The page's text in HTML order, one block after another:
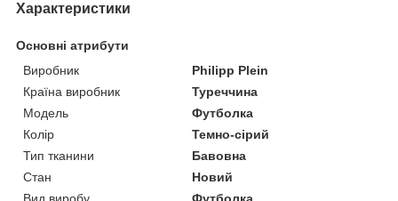
Характеристики
Основні атрибути
Виробник
Philipp Plein
Країна виробник
Туреччина
Модель
Футболка
Колір
Темно-сірий
Тип тканини
Бавовна
Стан
Новий